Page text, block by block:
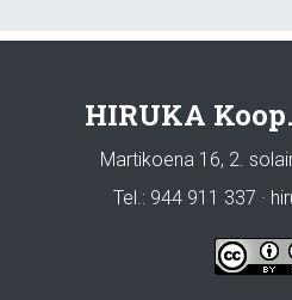
HIRUKA
Martikoena 16, 2.
Tel.: 944 911 337 ·